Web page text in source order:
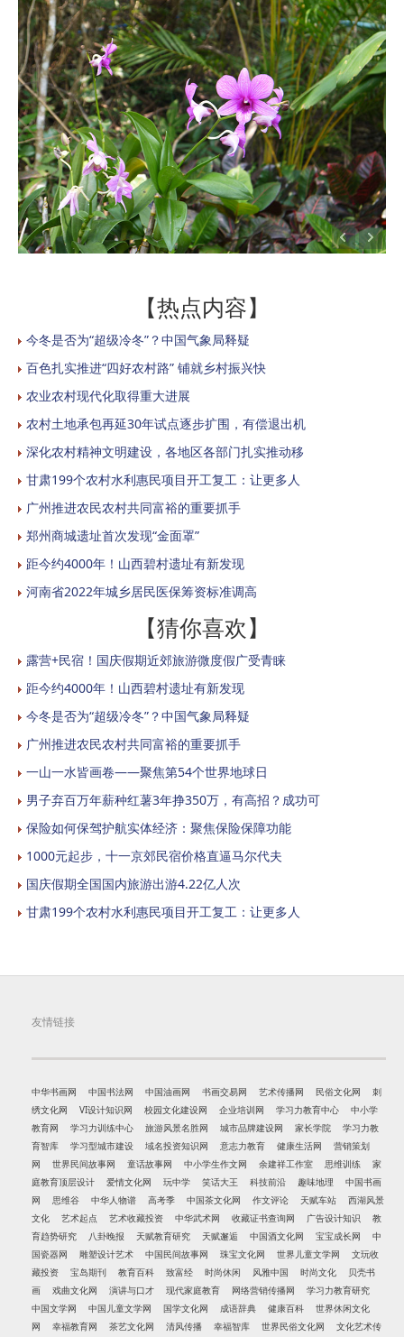
【热点内容】
今冬是否为“超级冷冬”？中国气象局释疑
百色扎实推进“四好农村路” 铺就乡村振兴快
农业农村现代化取得重大进展
农村土地承包再延30年试点逐步扩围，有偿退出机
深化农村精神文明建设，各地区各部门扎实推动移
甘肃199个农村水利惠民项目开工复工：让更多人
广州推进农民农村共同富裕的重要抓手
郑州商城遗址首次发现“金面罩”
距今约4000年！山西碧村遗址有新发现
河南省2022年城乡居民医保筹资标准调高
【猜你喜欢】
露营+民宿！国庆假期近郊旅游微度假广受青睐
距今约4000年！山西碧村遗址有新发现
今冬是否为“超级冷冬”？中国气象局释疑
广州推进农民农村共同富裕的重要抓手
一山一水皆画卷——聚焦第54个世界地球日
男子弃百万年薪种红薯3年挣350万，有高招？成功可
保险如何保驾护航实体经济：聚焦保险保障功能
1000元起步，十一京郊民宿价格直逼马尔代夫
国庆假期全国国内旅游出游4.22亿人次
甘肃199个农村水利惠民项目开工复工：让更多人
友情链接
中华书画网 中国书法网 中国油画网 书画交易网 艺术传播网 民俗文化网
刺
绣文化网
VI设计知识网 校园文化建设网 企业培训网 学习力教育中心
中小学
教育网
学习力训练中心 旅游风景名胜网 城市品牌建设网 家长学院
学习力教
育智库
学习型城市建设 域名投资知识网 意志力教育 健康生活网
营销策划
网
世界民间故事网 童话故事网 中小学生作文网 余建祥工作室 思维训练
家
庭教育顶层设计
爱情文化网 玩中学 笑话大王 科技前沿 趣味地理
中国书画
网
思维谷 中华人物谱 高考季 中国茶文化网 作文评论 天赋车站
西湖风景
文化
艺术起点 艺术收藏投资 中华武术网 收藏证书查询网 广告设计知识
教
育趋势研究
八卦晚报 天赋教育研究 天赋邂逅 中国酒文化网 宝宝成长网
中
国瓷器网
雕塑设计艺术 中国民间故事网 珠宝文化网 世界儿童文学网
文玩收
藏投资
宝岛期刊 教育百科 致富经 时尚休闲 风雅中国 时尚文化
贝壳书
画
戏曲文化网 演讲与口才 现代家庭教育 网络营销传播网
学习力教育研究
中国文学网
中国儿童文学网 国学文化网 成语辞典 健康百科
世界休闲文化
网
幸福教育网 茶艺文化网 清风传播 幸福智库 世界民俗文化网 文化艺术传